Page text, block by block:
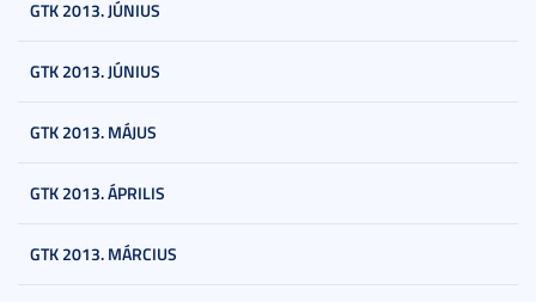
GTK 2013. JÚNIUS
GTK 2013. JÚNIUS
GTK 2013. MÁJUS
GTK 2013. ÁPRILIS
GTK 2013. MÁRCIUS